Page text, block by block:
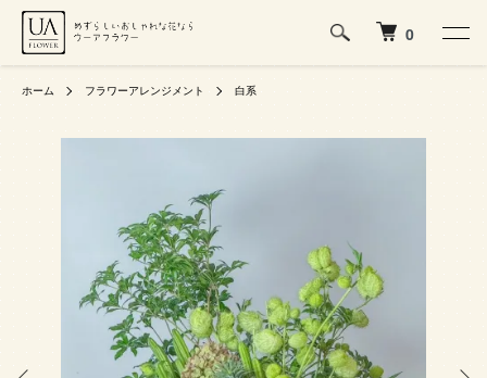
0
ホーム フラワーアレンジメント 白系